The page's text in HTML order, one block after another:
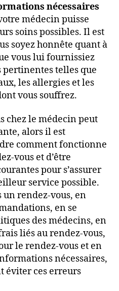
nécessaires
médecin puisse
soins possibles. Il est
soyez honnête quant à
vous lui fournissiez
telles que
les allergies et les
vous souffrez.
chez le médecin peut
alors il est
comment fonctionne
vous et d’être
pour s’assurer
service possible.
un rendez-vous, en
en se
des médecins, en
liés au rendez-vous,
le rendez-vous et en
nécessaires,
éviter ces erreurs